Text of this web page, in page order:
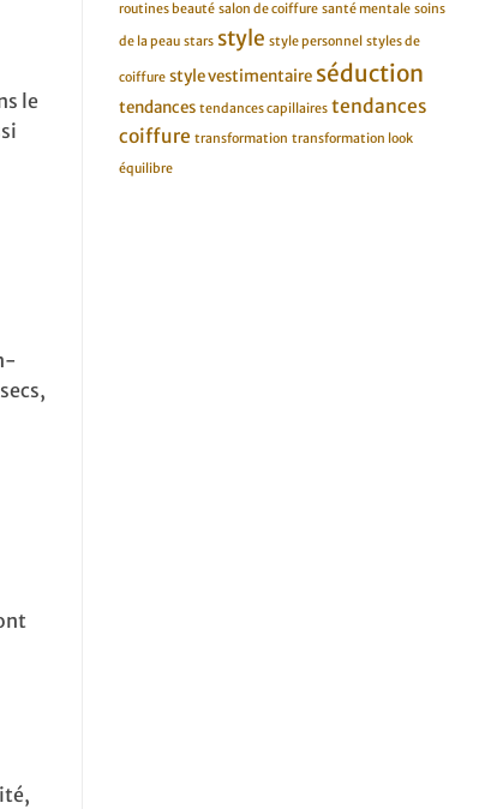
le
routines beauté salon de coiffure santé mentale soins
de la peau stars style style personnel styles de
coiffure style vestimentaire séduction
tendances tendances capillaires tendances
coiffure transformation transformation look
équilibre